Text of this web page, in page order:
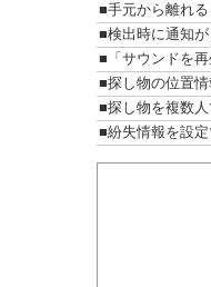
■手元から離れる
■検出時に通知が
■「サウンドを
■探し物の位置情
■探し物を複数人
■紛失情報を設定